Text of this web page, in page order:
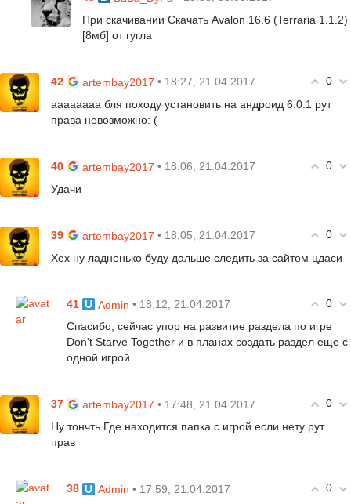
При скачивании Скачать Avalon 16.6 (Terraria 1.1.2)
[8мб] от гугла
0
42 artembay2017 • 18:27, 21.04.2017
аааааааа бля походу установить на андроид 6.0.1 рут
права невозможно: (
0
40 artembay2017 • 18:06, 21.04.2017
Удачи
0
39 artembay2017 • 18:05, 21.04.2017
Хех ну ладненько буду дальше следить за сайтом цдаси
0
41 Admin • 18:12, 21.04.2017
Спасибо, сейчас упор на развитие раздела по игре
Don't Starve Together и в планах создать раздел еще с
одной игрой.
0
37 artembay2017 • 17:48, 21.04.2017
Ну тончть Где находится папка с игрой если нету рут
прав
0
38 Admin • 17:59, 21.04.2017